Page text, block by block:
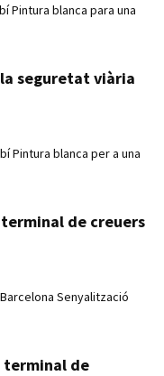
Pintura blanca para una
seguretat viària
Pintura blanca per a una
de creuers
Senyalització
terminal de